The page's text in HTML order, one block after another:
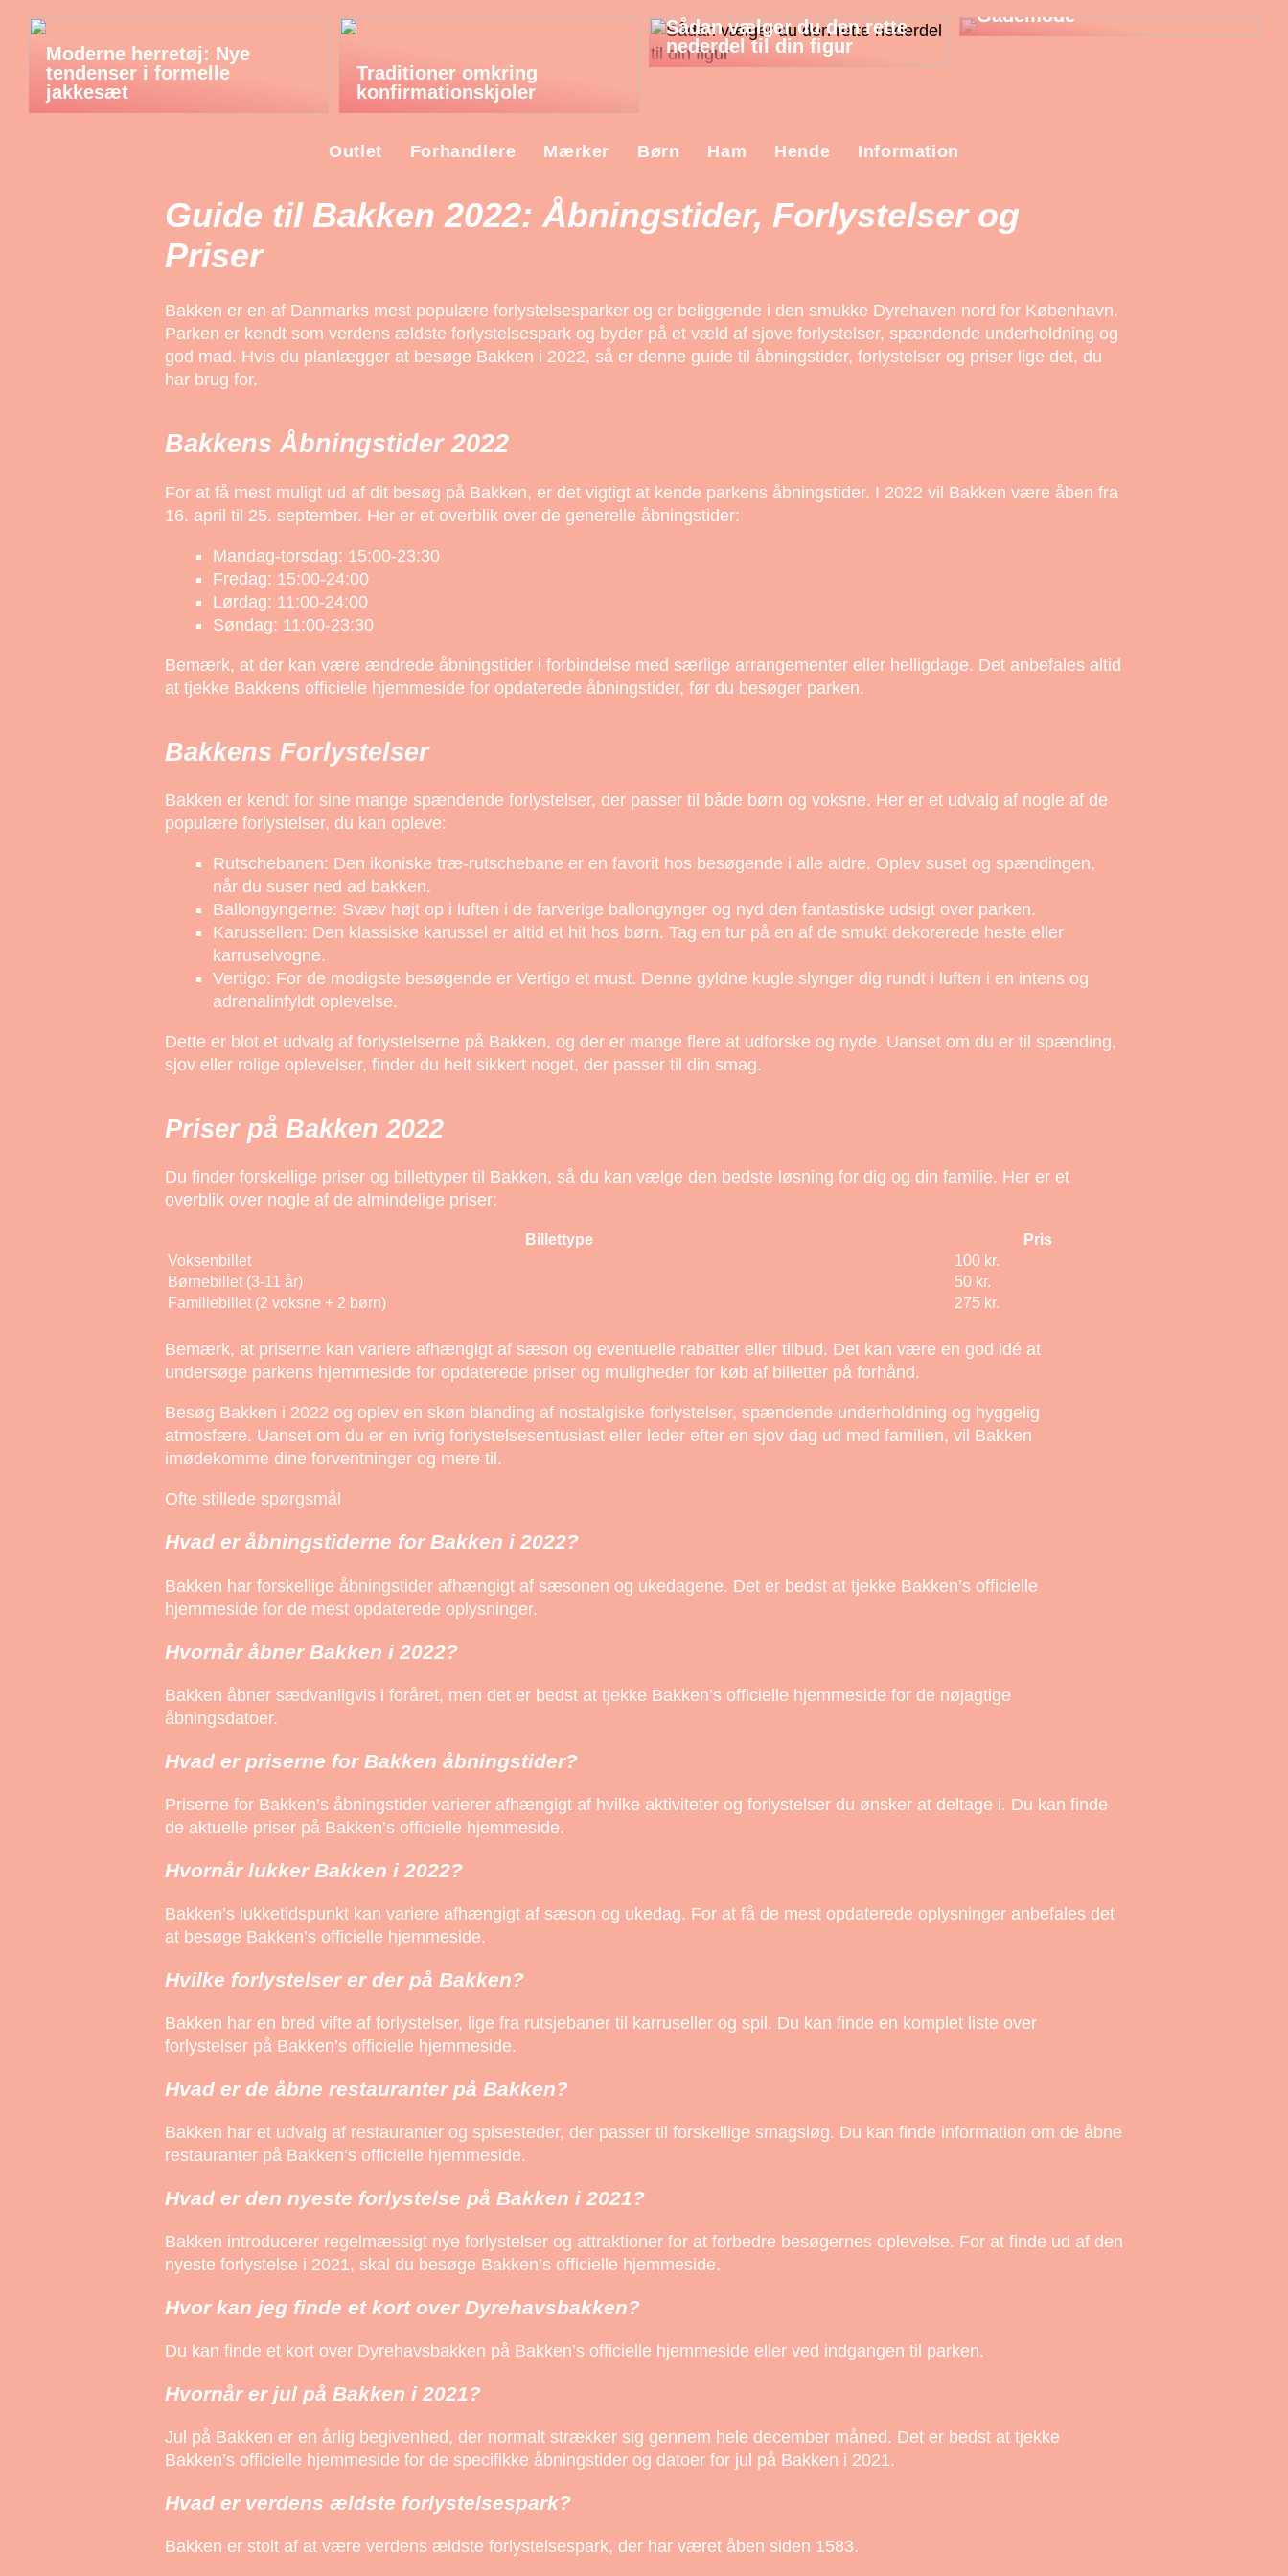
Moderne herretøj: Nye
tendenser i formelle
jakkesæt
Traditioner omkring
konfirmationskjoler
Sådan vælger du den rette
nederdel til din figur
Gademode
Outlet Forhandlere Mærker Børn Ham Hende Information
Guide til Bakken 2022: Åbningstider, Forlystelser og
Priser
Bakken er en af Danmarks mest populære forlystelsesparker og er beliggende i den smukke Dyrehaven nord for København.
Parken er kendt som verdens ældste forlystelsespark og byder på et væld af sjove forlystelser, spændende underholdning og
god mad. Hvis du planlægger at besøge Bakken i 2022, så er denne guide til åbningstider, forlystelser og priser lige det, du
har brug for.
Bakkens Åbningstider 2022
For at få mest muligt ud af dit besøg på Bakken, er det vigtigt at kende parkens åbningstider. I 2022 vil Bakken være åben fra
16. april til 25. september. Her er et overblik over de generelle åbningstider:
Mandag-torsdag: 15:00-23:30
Fredag: 15:00-24:00
Lørdag: 11:00-24:00
Søndag: 11:00-23:30
Bemærk, at der kan være ændrede åbningstider i forbindelse med særlige arrangementer eller helligdage. Det anbefales altid
at tjekke Bakkens officielle hjemmeside for opdaterede åbningstider, før du besøger parken.
Bakkens Forlystelser
Bakken er kendt for sine mange spændende forlystelser, der passer til både børn og voksne. Her er et udvalg af nogle af de
populære forlystelser, du kan opleve:
Rutschebanen: Den ikoniske træ-rutschebane er en favorit hos besøgende i alle aldre. Oplev suset og spændingen,
når du suser ned ad bakken.
Ballongyngerne: Svæv højt op i luften i de farverige ballongynger og nyd den fantastiske udsigt over parken.
Karussellen: Den klassiske karussel er altid et hit hos børn. Tag en tur på en af de smukt dekorerede heste eller
karruselvogne.
Vertigo: For de modigste besøgende er Vertigo et must. Denne gyldne kugle slynger dig rundt i luften i en intens og
adrenalinfyldt oplevelse.
Dette er blot et udvalg af forlystelserne på Bakken, og der er mange flere at udforske og nyde. Uanset om du er til spænding,
sjov eller rolige oplevelser, finder du helt sikkert noget, der passer til din smag.
Priser på Bakken 2022
Du finder forskellige priser og billettyper til Bakken, så du kan vælge den bedste løsning for dig og din familie. Her er et
overblik over nogle af de almindelige priser:
Billettype
Pris
Voksenbillet
100 kr.
Børnebillet (3-11 år)
50 kr.
Familiebillet (2 voksne + 2 børn)
275 kr.
Bemærk, at priserne kan variere afhængigt af sæson og eventuelle rabatter eller tilbud. Det kan være en god idé at
undersøge parkens hjemmeside for opdaterede priser og muligheder for køb af billetter på forhånd.
Besøg Bakken i 2022 og oplev en skøn blanding af nostalgiske forlystelser, spændende underholdning og hyggelig
atmosfære. Uanset om du er en ivrig forlystelsesentusiast eller leder efter en sjov dag ud med familien, vil Bakken
imødekomme dine forventninger og mere til.
Ofte stillede spørgsmål
Hvad er åbningstiderne for Bakken i 2022?
Bakken har forskellige åbningstider afhængigt af sæsonen og ukedagene. Det er bedst at tjekke Bakken’s officielle
hjemmeside for de mest opdaterede oplysninger.
Hvornår åbner Bakken i 2022?
Bakken åbner sædvanligvis i foråret, men det er bedst at tjekke Bakken’s officielle hjemmeside for de nøjagtige
åbningsdatoer.
Hvad er priserne for Bakken åbningstider?
Priserne for Bakken’s åbningstider varierer afhængigt af hvilke aktiviteter og forlystelser du ønsker at deltage i. Du kan finde
de aktuelle priser på Bakken’s officielle hjemmeside.
Hvornår lukker Bakken i 2022?
Bakken’s lukketidspunkt kan variere afhængigt af sæson og ukedag. For at få de mest opdaterede oplysninger anbefales det
at besøge Bakken’s officielle hjemmeside.
Hvilke forlystelser er der på Bakken?
Bakken har en bred vifte af forlystelser, lige fra rutsjebaner til karruseller og spil. Du kan finde en komplet liste over
forlystelser på Bakken’s officielle hjemmeside.
Hvad er de åbne restauranter på Bakken?
Bakken har et udvalg af restauranter og spisesteder, der passer til forskellige smagsløg. Du kan finde information om de åbne
restauranter på Bakken’s officielle hjemmeside.
Hvad er den nyeste forlystelse på Bakken i 2021?
Bakken introducerer regelmæssigt nye forlystelser og attraktioner for at forbedre besøgernes oplevelse. For at finde ud af den
nyeste forlystelse i 2021, skal du besøge Bakken’s officielle hjemmeside.
Hvor kan jeg finde et kort over Dyrehavsbakken?
Du kan finde et kort over Dyrehavsbakken på Bakken’s officielle hjemmeside eller ved indgangen til parken.
Hvornår er jul på Bakken i 2021?
Jul på Bakken er en årlig begivenhed, der normalt strækker sig gennem hele december måned. Det er bedst at tjekke
Bakken’s officielle hjemmeside for de specifikke åbningstider og datoer for jul på Bakken i 2021.
Hvad er verdens ældste forlystelsespark?
Bakken er stolt af at være verdens ældste forlystelsespark, der har været åben siden 1583.